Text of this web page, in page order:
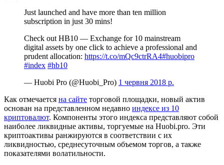
Just launched and have more than ten million
subscription in just 30 mins!
Check out HB10 — Exchange for 10 mainstream
digital assets by one click to achieve a professional and
prudent allocation: https://t.co/mQc9ctrRA4#huobipro
#index #hb10
— Huobi Pro (@Huobi_Pro) 1 червня 2018 р.
Как отмечается на сайте торговой площадки, новый актив
основан на представленном недавно индексе из 10
криптовалют. Компоненты этого индекса представляют собой
наиболее ликвидные активы, торгуемые на Huobi.pro. Эти
криптоактивы ранжируются в соответствии с их
ликвидностью, среднесуточным объемом торгов, а также
показателями волатильности.